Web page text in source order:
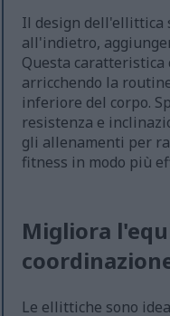
Il design dell'ellittica
all'indietro,
Questa caratteristica
arricchendo la
inferiore del corpo.
resistenza e
gli allenamenti per
fitness in modo più
Migliora
Le ellittiche sono